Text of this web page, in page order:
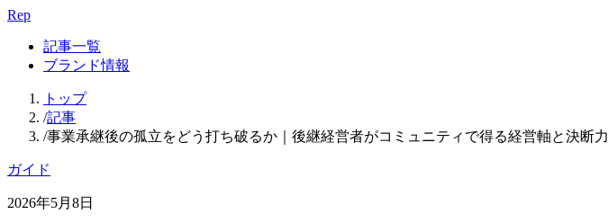
Rep
記事一覧
ブランド情報
トップ
/記事
/事業承継後の孤立をどう打ち破るか｜後継経営者がコミュニティで得る経営軸と決断力
ガイド
2026年5月8日